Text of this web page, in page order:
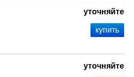
уточняйте
уточняйте